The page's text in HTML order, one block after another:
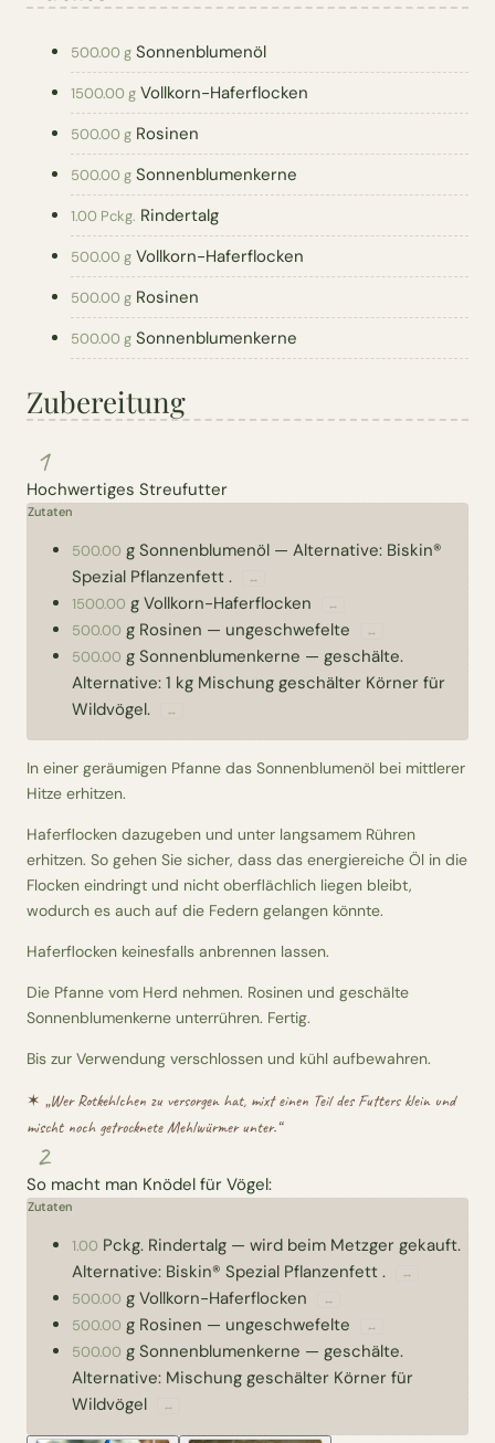
500.00 g Sonnenblumenöl
1500.00 g Vollkorn-Haferflocken
500.00 g Rosinen
500.00 g Sonnenblumenkerne
1.00 Pckg. Rindertalg
500.00 g Vollkorn-Haferflocken
500.00 g Rosinen
500.00 g Sonnenblumenkerne
Zubereitung
1
Hochwertiges Streufutter
Zutaten
500.00 g Sonnenblumenöl — Alternative: Biskin®
Spezial Pflanzenfett .
↔
1500.00 g Vollkorn-Haferflocken ↔
500.00 g Rosinen — ungeschwefelte ↔
500.00 g Sonnenblumenkerne — geschälte.
Alternative: 1 kg Mischung geschälter Körner für
Wildvögel.
↔
In einer geräumigen Pfanne das Sonnenblumenöl bei mittlerer
Hitze erhitzen.
Haferflocken dazugeben und unter langsamem Rühren
erhitzen. So gehen Sie sicher, dass das energiereiche Öl in die
Flocken eindringt und nicht oberflächlich liegen bleibt,
wodurch es auch auf die Federn gelangen könnte.
Haferflocken keinesfalls anbrennen lassen.
Die Pfanne vom Herd nehmen. Rosinen und geschälte
Sonnenblumenkerne unterrühren. Fertig.
Bis zur Verwendung verschlossen und kühl aufbewahren.
✶ „Wer Rotkehlchen zu versorgen hat, mixt einen Teil des Futters klein und
mischt noch getrocknete Mehlwürmer unter.“
2
So macht man Knödel für Vögel:
Zutaten
1.00 Pckg. Rindertalg — wird beim Metzger gekauft.
Alternative: Biskin® Spezial Pflanzenfett .
↔
500.00 g Vollkorn-Haferflocken ↔
500.00 g Rosinen — ungeschwefelte ↔
500.00 g Sonnenblumenkerne — geschälte.
Alternative: Mischung geschälter Körner für
Wildvögel
↔